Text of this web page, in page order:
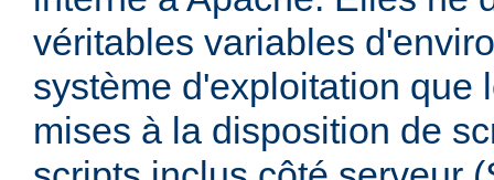
véritables variables
système d'exploitation que
mises à la disposition de